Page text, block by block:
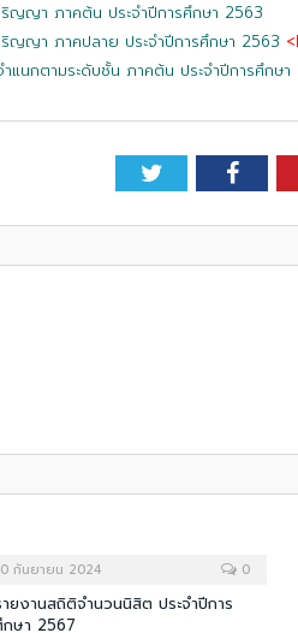
ญญา ภาคต้น ประจำปีการศึกษา 2563
ญญา ภาคปลาย ประจำปีการศึกษา 2563
นกตามระดับชั้น ภาคต้น ประจำปีการศึกษา
Twitter
กันยายน 2024 0
ยงานสถิติจำนวนนิสิต ประจำปีการ
ษา 2567